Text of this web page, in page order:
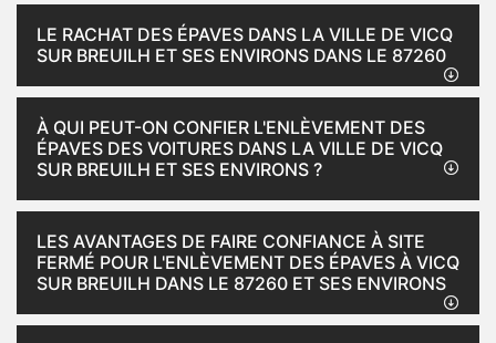
LE RACHAT DES ÉPAVES DANS LA VILLE DE VICQ
SUR BREUILH ET SES ENVIRONS DANS LE 87260
À QUI PEUT-ON CONFIER L'ENLÈVEMENT DES
ÉPAVES DES VOITURES DANS LA VILLE DE VICQ
SUR BREUILH ET SES ENVIRONS ?
LES AVANTAGES DE FAIRE CONFIANCE À SITE
FERMÉ POUR L'ENLÈVEMENT DES ÉPAVES À VICQ
SUR BREUILH DANS LE 87260 ET SES ENVIRONS